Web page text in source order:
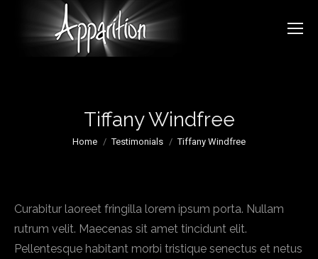
Tiffany Windfree
You are here:
Home Testimonials Tiffany Windfree
Curabitur laoreet fringilla lorem ipsum porta. Nullam
rutrum velit. Maecenas sit amet tincidunt elit.
Pellentesque habitant morbi tristique senectus et netus